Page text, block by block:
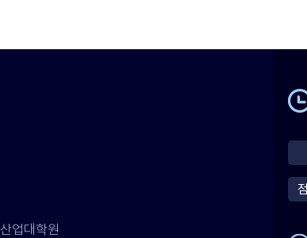
업대학원